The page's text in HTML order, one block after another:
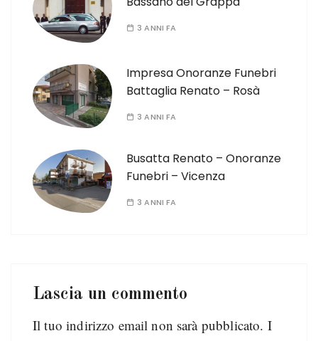
3 ANNI FA
Impresa Onoranze Funebri
Battaglia Renato – Rosà
3 ANNI FA
Busatta Renato – Onoranze
Funebri – Vicenza
3 ANNI FA
Lascia un commento
Il tuo indirizzo email non sarà pubblicato. I